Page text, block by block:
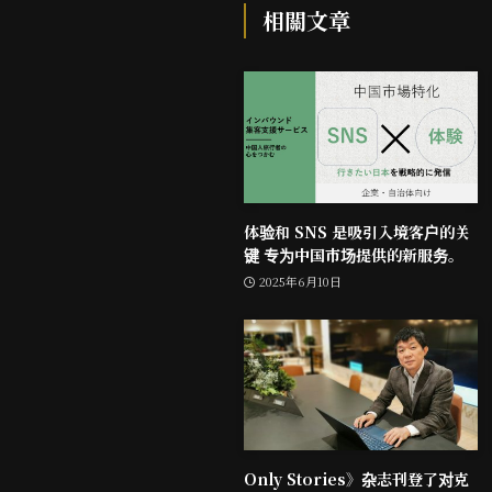
相關文章
体验和 SNS 是吸引入境客户的关
键 专为中国市场提供的新服务。
2025年6月10日
Only Stories》杂志刊登了对克